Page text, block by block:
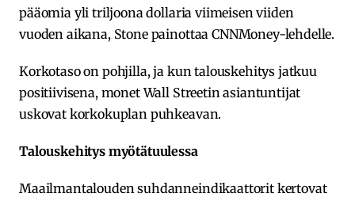
pääomia yli triljoona dollaria viimeisen viiden
vuoden aikana, Stone painottaa CNNMoney-lehdelle.
Korkotaso on pohjilla, ja kun talouskehitys jatkuu
positiivisena, monet Wall Streetin asiantuntijat
uskovat korkokuplan puhkeavan.
Talouskehitys myötätuulessa
Maailmantalouden suhdanneindikaattorit kertovat